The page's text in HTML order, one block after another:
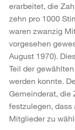
erarbeitet, die
zehn pro 1000
waren zwanzig
vorgesehen
August 1970).
Teil der
werden konnte.
Gemeinderat, die
festzulegen,
Mitglieder zu